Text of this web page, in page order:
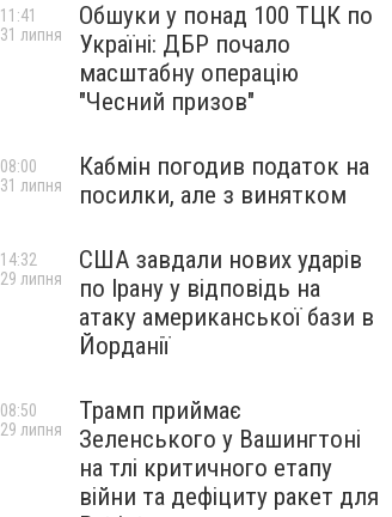
Обшуки у понад 100 ТЦК по
Україні: ДБР почало
масштабну операцію
"Чесний призов"
11:41
31 липня
Кабмін погодив податок на
посилки, але з винятком
08:00
31 липня
США завдали нових ударів
по Ірану у відповідь на
атаку американської бази в
Йорданії
14:32
29 липня
Трамп приймає
Зеленського у Вашингтоні
на тлі критичного етапу
війни та дефіциту ракет для
08:50
29 липня